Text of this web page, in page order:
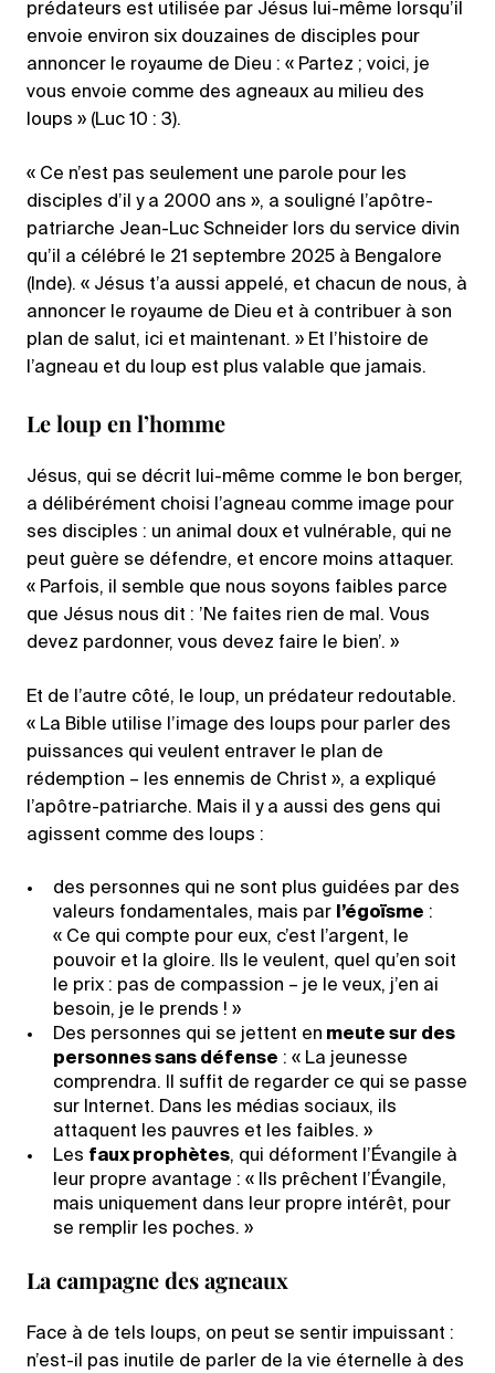
prédateurs est utilisée par Jésus lui-même lorsqu’il
envoie environ six douzaines de disciples pour
annoncer le royaume de Dieu : « Partez ; voici, je
vous envoie comme des agneaux au milieu des
loups » (Luc 10 : 3).
« Ce n’est pas seulement une parole pour les
disciples d’il y a 2000 ans », a souligné l’apôtre-
patriarche Jean-Luc Schneider lors du service divin
qu’il a célébré le 21 septembre 2025 à Bengalore
(Inde). « Jésus t’a aussi appelé, et chacun de nous, à
annoncer le royaume de Dieu et à contribuer à son
plan de salut, ici et maintenant. » Et l’histoire de
l’agneau et du loup est plus valable que jamais.
Le loup en l’homme
Jésus, qui se décrit lui-même comme le bon berger,
a délibérément choisi l’agneau comme image pour
ses disciples : un animal doux et vulnérable, qui ne
peut guère se défendre, et encore moins attaquer.
« Parfois, il semble que nous soyons faibles parce
que Jésus nous dit : ’Ne faites rien de mal. Vous
devez pardonner, vous devez faire le bien’. »
Et de l’autre côté, le loup, un prédateur redoutable.
« La Bible utilise l’image des loups pour parler des
puissances qui veulent entraver le plan de
rédemption – les ennemis de Christ », a expliqué
l’apôtre-patriarche. Mais il y a aussi des gens qui
agissent comme des loups :
des personnes qui ne sont plus guidées par des
valeurs fondamentales, mais par l’égoïsme :
« Ce qui compte pour eux, c’est l’argent, le
pouvoir et la gloire. Ils le veulent, quel qu’en soit
le prix : pas de compassion – je le veux, j’en ai
besoin, je le prends ! »
Des personnes qui se jettent en meute sur des
personnes sans défense : « La jeunesse
comprendra. Il suffit de regarder ce qui se passe
sur Internet. Dans les médias sociaux, ils
attaquent les pauvres et les faibles. »
Les faux prophètes, qui déforment l’Évangile à
leur propre avantage : « Ils prêchent l’Évangile,
mais uniquement dans leur propre intérêt, pour
se remplir les poches. »
La campagne des agneaux
Face à de tels loups, on peut se sentir impuissant :
n’est-il pas inutile de parler de la vie éternelle à des